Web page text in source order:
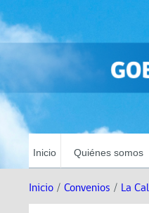
Inicio Quiénes somos
Inicio / Convenios / La